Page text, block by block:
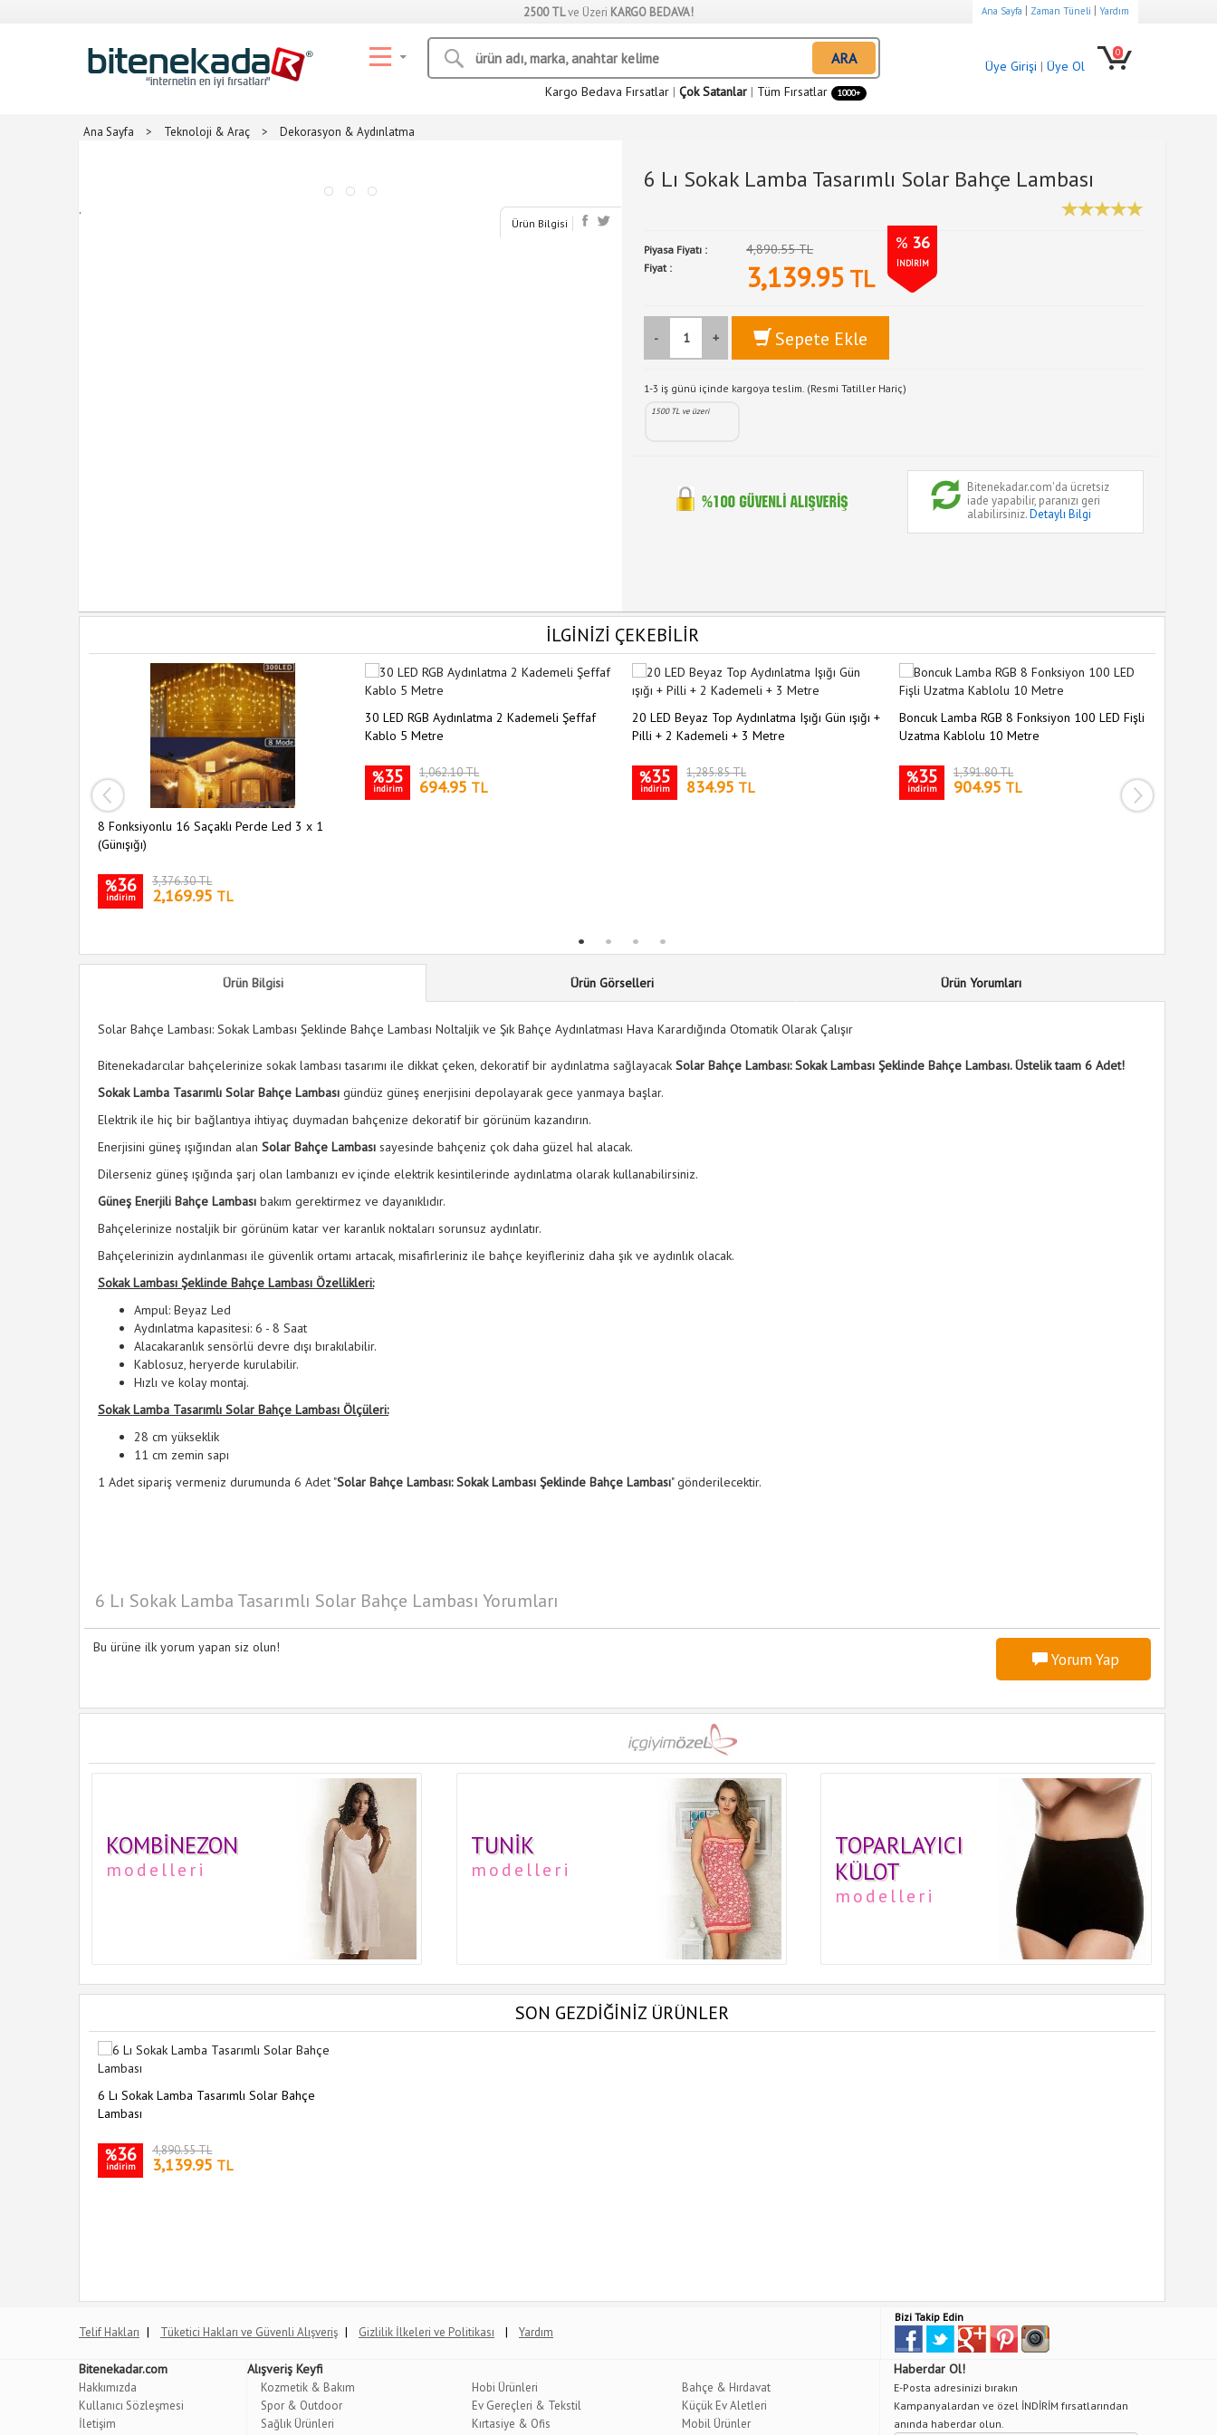
2500 TLve Üzeri KARGO BEDAVA! Ana Sayfa | Zaman Tüneli | Yardım
ARA
Kargo Bedava Fırsatlar | Çok Satanlar | Tüm Fırsatlar 1000+
Üye Girişi | Üye Ol
0
Ana Sayfa > Teknoloji & Araç > Dekorasyon & Aydınlatma
.
Ürün Bilgisi
6 Lı Sokak Lamba Tasarımlı Solar Bahçe Lambası
Piyasa Fiyatı : 4,890.55 TL % 36
İNDİRİM
Fiyat : 3,139.95 TL
- + Sepete Ekle
1-3 iş günü içinde kargoya teslim. (Resmi Tatiller Hariç)
1500 TL ve üzeri
Bitenekadar.com'da ücretsiz
iade yapabilir, paranızı geri
alabilirsiniz.Detaylı Bilgi
İLGİNİZİ ÇEKEBİLİR
8 Fonksiyonlu 16 Saçaklı Perde Led 3 x 1
(Günışığı)
%36
indirim
3,376.30 TL
2,169.95 TL
30 LED RGB Aydınlatma 2 Kademeli Şeffaf
Kablo 5 Metre
%35
indirim
1,062.10 TL
694.95 TL
20 LED Beyaz Top Aydınlatma Işığı Gün ışığı +
Pilli + 2 Kademeli + 3 Metre
%35
indirim
1,285.85 TL
834.95 TL
Boncuk Lamba RGB 8 Fonksiyon 100 LED Fişli
Uzatma Kablolu 10 Metre
%35
indirim
1,391.80 TL
904.95 TL
Ürün Bilgisi Ürün Görselleri Ürün Yorumları
Solar Bahçe Lambası: Sokak Lambası Şeklinde Bahçe Lambası Noltaljik ve Şık Bahçe Aydınlatması Hava Karardığında Otomatik Olarak Çalışır
Bitenekadarcılar bahçelerinize sokak lambası tasarımı ile dikkat çeken, dekoratif bir aydınlatma sağlayacak Solar Bahçe Lambası: Sokak Lambası Şeklinde Bahçe Lambası. Üstelik taam 6 Adet!
Sokak Lamba Tasarımlı Solar Bahçe Lambası gündüz güneş enerjisini depolayarak gece yanmaya başlar.
Elektrik ile hiç bir bağlantıya ihtiyaç duymadan bahçenize dekoratif bir görünüm kazandırın.
Enerjisini güneş ışığından alan Solar Bahçe Lambası sayesinde bahçeniz çok daha güzel hal alacak.
Dilerseniz güneş ışığında şarj olan lambanızı ev içinde elektrik kesintilerinde aydınlatma olarak kullanabilirsiniz.
Güneş Enerjili Bahçe Lambası bakım gerektirmez ve dayanıklıdır.
Bahçelerinize nostaljik bir görünüm katar ver karanlık noktaları sorunsuz aydınlatır.
Bahçelerinizin aydınlanması ile güvenlik ortamı artacak, misafirleriniz ile bahçe keyifleriniz daha şık ve aydınlık olacak.
Sokak Lambası Şeklinde Bahçe Lambası Özellikleri:
Ampul: Beyaz Led
Aydınlatma kapasitesi: 6 - 8 Saat
Alacakaranlık sensörlü devre dışı bırakılabilir.
Kablosuz, heryerde kurulabilir.
Hızlı ve kolay montaj.
Sokak Lamba Tasarımlı Solar Bahçe Lambası Ölçüleri:
28 cm yükseklik
11 cm zemin sapı
1 Adet sipariş vermeniz durumunda 6 Adet "Solar Bahçe Lambası: Sokak Lambası Şeklinde Bahçe Lambası" gönderilecektir.
6 Lı Sokak Lamba Tasarımlı Solar Bahçe Lambası Yorumları
Bu ürüne ilk yorum yapan siz olun!
Yorum Yap
KOMBINEZON
modelleri
TUNIK
modelleri
TOPARLAYICI
KÜLOT
modelleri
SON GEZDİĞİNİZ ÜRÜNLER
6 Lı Sokak Lamba Tasarımlı Solar Bahçe
Lambası
%36
indirim
4,890.55 TL
3,139.95 TL
Telif Hakları | Tüketici Hakları ve Güvenli Alışveriş | Gizlilik İlkeleri ve Politikası | Yardım
Bizi Takip Edin
Bitenekadar.com
Hakkımızda
Kullanıcı Sözleşmesi
İletişim
Alışveriş Keyfi
Kozmetik & Bakım
Spor & Outdoor
Sağlık Ürünleri
Hobi Ürünleri
Ev Gereçleri & Tekstil
Kırtasiye & Ofis
Bahçe & Hırdavat
Küçük Ev Aletleri
Mobil Ürünler
Haberdar Ol!
E-Posta adresinizi bırakın
Kampanyalardan ve özel İNDİRİM fırsatlarından
anında haberdar olun.